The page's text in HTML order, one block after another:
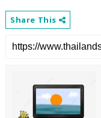
Share This